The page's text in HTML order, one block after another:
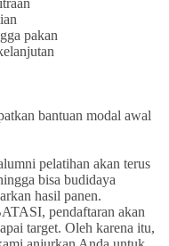
pakan
bantuan modal awal
pelatihan akan terus
bisa budidaya
hasil panen.
pendaftaran akan
target. Oleh karena itu,